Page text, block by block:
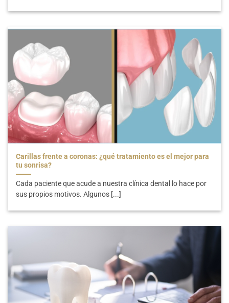
Carillas frente a coronas: ¿qué tratamiento es el mejor para
tu sonrisa?
Cada paciente que acude a nuestra clínica dental lo hace por
sus propios motivos. Algunos [...]